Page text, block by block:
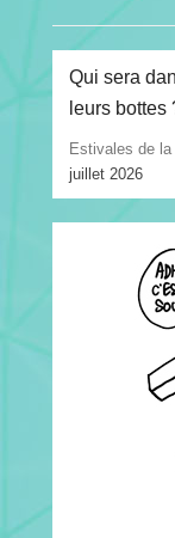
Qui sera
leurs bottes
Estivales de
juillet 2026